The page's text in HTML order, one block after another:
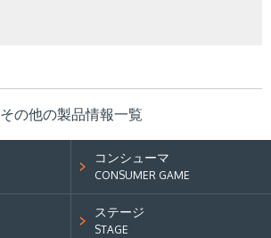
その他の製品情報一覧
コンシューマ
CONSUMER GAME
ステージ
STAGE